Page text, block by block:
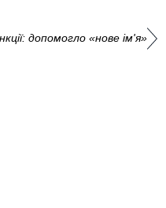
допомогло «нове ім'я»